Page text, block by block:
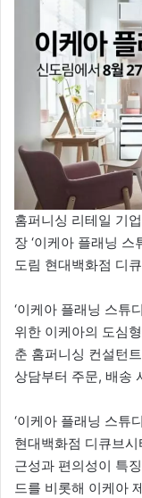
홈퍼니싱 리테일 기
장 ‘이케아 플래닝
도림 현대백화점 디
‘이케아 플래닝 스튜
위한 이케아의 도심
춘 홈퍼니싱 컨설턴
상담부터 주문, 배송
‘이케아 플래닝 스튜
현대백화점 디큐브
근성과 편의성이 특
드를 비롯해 이케아